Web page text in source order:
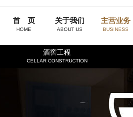
首 页
HOME
关于我们
ABOUT US
主营业务
BUSINESS
酒窖工程
CELLAR CONSTRUCTION